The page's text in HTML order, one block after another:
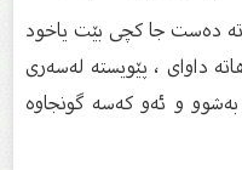
دەست جا کچی بێت یاخود
داوای ، پێویستە لەسەری
و ئەو کەسە گونجاوە